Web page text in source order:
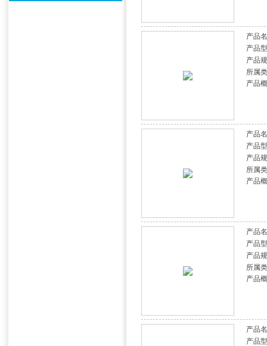
产品
产品
产品
所属
产品
产品
产品
产品
所属
产品
产品
产品
产品
所属
产品
产品
产品